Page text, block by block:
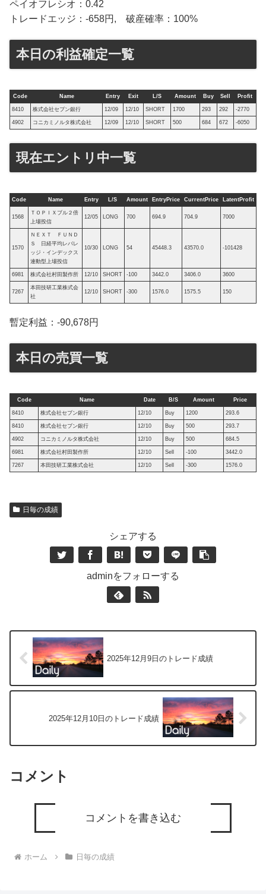
ペイオフレシオ：0.42
トレードエッジ：-658円, 破産確率：100%
本日の利益確定一覧
Code Name Entry Exit L/S Amount Buy Sell Profit
8410 株式会社セブン銀行 12/09 12/10 SHORT 1700 293 292 -2770
4902 コニカミノルタ株式会社 12/09 12/10 SHORT 500 684 672 -6050
現在エントリ中一覧
Code Name Entry L/S Amount EntryPrice CurrentPrice LatentProfit
1568
ＴＯＰＩＸブル２倍
上場投信
12/05 LONG 700 694.9 704.9 7000
1570
ＮＥＸＴ ＦＵＮＤ
Ｓ 日経平均レバレ
ッジ・インデックス
連動型上場投信
10/30 LONG 54 45448.3 43570.0 -101428
6981 株式会社村田製作所 12/10 SHORT -100 3442.0 3406.0 3600
7267
本田技研工業株式会
社
12/10 SHORT -300 1576.0 1575.5 150
暫定利益：-90,678円
本日の売買一覧
Code Name Date B/S Amount Price
8410 株式会社セブン銀行 12/10 Buy 1200 293.6
8410 株式会社セブン銀行 12/10 Buy 500 293.7
4902 コニカミノルタ株式会社 12/10 Buy 500 684.5
6981 株式会社村田製作所 12/10 Sell -100 3442.0
7267 本田技研工業株式会社 12/10 Sell -300 1576.0
日毎の成績
シェアする
adminをフォローする
2025年12月9日のトレード成績
2025年12月10日のトレード成績
コメント
コメントを書き込む
ホーム 日毎の成績